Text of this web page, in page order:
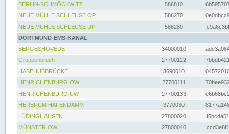
BERLIN-SCHMÖCKWITZ
586810
NEUE MÜHLE SCHLEUSE OP
586270
NEUE MÜHLE SCHLEUSE UP
586280
DORTMUND-EMS-KANAL
BERGESHÖVEDE
34000010
Groppenbruch
27700122
HASEHUBBRÜCKE
3690010
HENRICHENBURG OW
27700111
HENRICHENBURG UW
27700133
HERBRUM HAFENDAMM
3770030
LÜDINGHAUSEN
27800020
MÜNSTER OW
27800040